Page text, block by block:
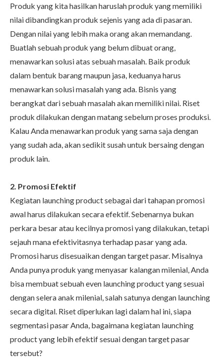
Produk yang kita hasilkan haruslah produk yang memiliki
nilai dibandingkan produk sejenis yang ada di pasaran.
Dengan nilai yang lebih maka orang akan memandang.
Buatlah sebuah produk yang belum dibuat orang,
menawarkan solusi atas sebuah masalah. Baik produk
dalam bentuk barang maupun jasa, keduanya harus
menawarkan solusi masalah yang ada. Bisnis yang
berangkat dari sebuah masalah akan memiliki nilai. Riset
produk dilakukan dengan matang sebelum proses produksi.
Kalau Anda menawarkan produk yang sama saja dengan
yang sudah ada, akan sedikit susah untuk bersaing dengan
produk lain.
2. Promosi Efektif
Kegiatan launching productsebagai dari tahapan promosi
awal harus dilakukan secara efektif. Sebenarnya bukan
perkara besar atau kecilnya promosi yang dilakukan, tetapi
sejauh mana efektivitasnya terhadap pasar yang ada.
Promosi harus disesuaikan dengan target pasar. Misalnya
Anda punya produk yang menyasar kalangan milenial, Anda
bisa membuat sebuah even launching product yang sesuai
dengan selera anak milenial, salah satunya dengan launching
secara digital. Riset diperlukan lagi dalam hal ini, siapa
segmentasi pasar Anda, bagaimana kegiatan launching
product yang lebih efektif sesuai dengan target pasar
tersebut?